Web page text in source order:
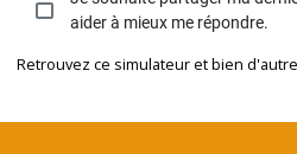
Retrouvez ce simulateur et bien